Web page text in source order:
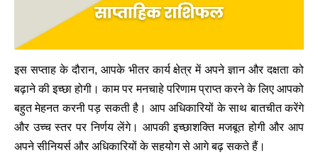
इस सप्ताह के दौरान, आपके भीतर कार्य क्षेत्र में अपने ज्ञान और दक्षता को
बढ़ाने की इच्छा होगी। काम पर मनचाहे परिणाम प्राप्त करने के लिए आपको
बहुत मेहनत करनी पड़ सकती है। आप अधिकारियों के साथ बातचीत करेंगे
और उच्च स्तर पर निर्णय लेंगे। आपकी इच्छाशक्ति मजबूत होगी और आप
अपने सीनियर्स और अधिकारियों के सहयोग से आगे बढ़ सकते हैं।